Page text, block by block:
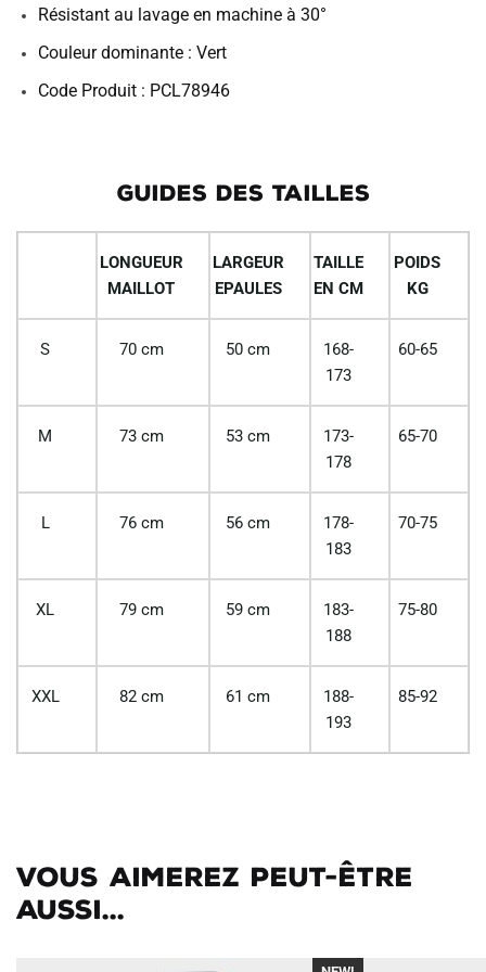
Résistant au lavage en machine à 30°
Couleur dominante : Vert
Code Produit : PCL78946
GUIDES DES TAILLES
LONGUEUR
MAILLOT
LARGEUR
EPAULES
TAILLE
EN CM
POIDS
KG
S 70 cm 50 cm
168-
173
60-65
M 73 cm 53 cm
173-
178
65-70
L 76 cm 56 cm
178-
183
70-75
XL 79 cm 59 cm
183-
188
75-80
XXL 82 cm 61 cm
188-
193
85-92
Vous aimerez peut-être
aussi...